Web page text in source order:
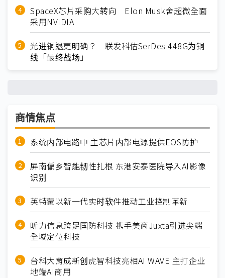
SpaceX芯片采购大转向 Elon Musk舍超微全面
采用NVIDIA
光进铜退更明确？ 联发科估SerDes 448G为铜
线「最终战场」
商情焦点
系统内部电路中 主芯片内部电源提供EOS防护
屏南偏乡智能韧性扎根 东港安泰医院导入AI影像
识别
英特蒙以新一代实时软件推动工业控制革新
昕力信息跨足国防科技 携手美商Juxta引进尖端
全域定位科技
台科大育成新创虎智科技亮相AI WAVE 主打企业
地端AI商用